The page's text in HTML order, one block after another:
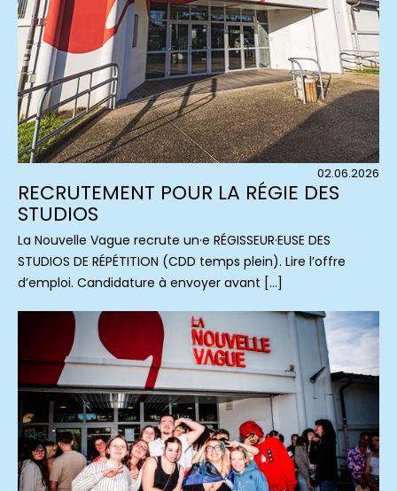
02.06.2026
RECRUTEMENT POUR LA RÉGIE DES
STUDIOS
La Nouvelle Vague recrute un·e RÉGISSEUR·EUSE DES
STUDIOS DE RÉPÉTITION (CDD temps plein). Lire l’offre
d’emploi. Candidature à envoyer avant […]